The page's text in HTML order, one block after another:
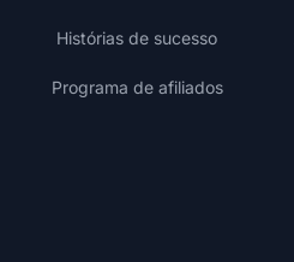
Histórias de sucesso
Programa de afiliados